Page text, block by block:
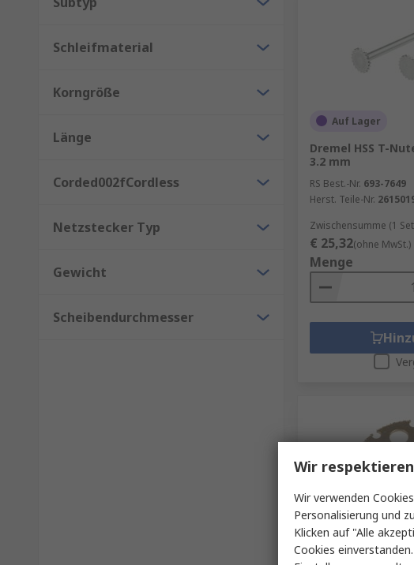
Schleifmaterial
Korngröße
Länge
Corded002fCordless
Netzstecker Typ
Gewicht
Scheibendurchmesser
Auf Lager
Dremel HSS T-
3.2 mm
RS Best.-Nr. 693-7649
Herst. Teile-Nr.
Zwischensumme (1
€ 25,32(ohne MwSt.)
Menge
Auf Lager
Dremel EZ
Wir
Wir verwenden
Personalisierung und
Klicken auf "Alle
Cookies